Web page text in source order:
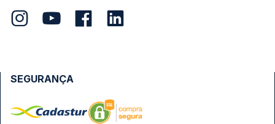
SEGURANÇA